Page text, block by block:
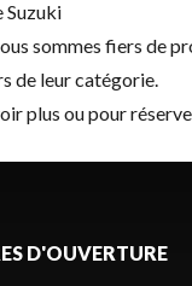
Suzuki
sommes fiers de
de leur catégorie.
plus ou pour
D'OUVERTURE